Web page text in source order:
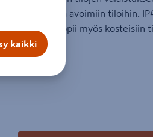
mataliin ja avoimiin tiloihin.
Zonespot II sopii myös kosteisiin
kaikki